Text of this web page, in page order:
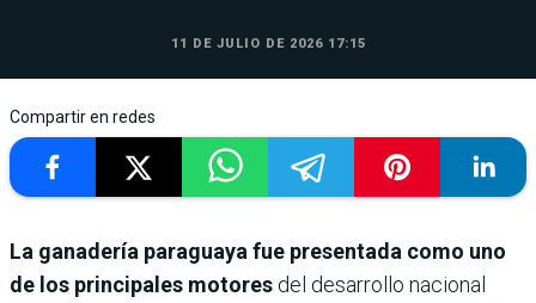
11 DE JULIO DE 2026 17:15
Compartir en redes
La ganadería paraguaya fue presentada como uno
de los principales motores del desarrollo nacional